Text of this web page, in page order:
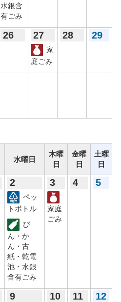
水銀含
有ごみ
26 27
家
庭ごみ
28 29
水曜日
木曜
日
金曜
日
土曜
日
2
ペッ
トボトル
び
ん・か
ん・古
紙・乾電
池・水銀
含有ごみ
3
家庭
ごみ
4 5
9 10 11 12